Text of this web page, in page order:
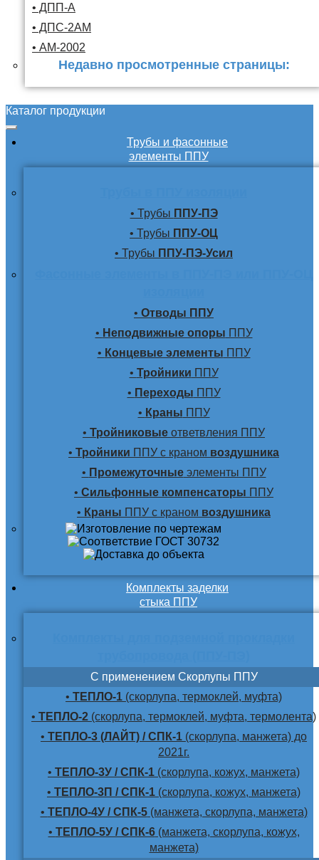
• ДПП-А
• ДПС-2АМ
• АМ-2002
Недавно просмотренные страницы:
Каталог продукции
Трубы и фасонные
элементы ППУ
• Трубы ППУ-ПЭ
• Трубы ППУ-ОЦ
• Трубы ППУ-ПЭ-Усил
• Отводы ППУ
• Неподвижные опоры ППУ
• Концевые элементы ППУ
• Тройники ППУ
• Переходы ППУ
• Краны ППУ
• Тройниковые ответвления ППУ
• Тройники ППУ с краном воздушника
• Промежуточныеэлементы ППУ
• Сильфонные компенсаторы ППУ
• Краны ППУ с краном воздушника
Комплекты заделки
стыка ППУ
С применением Скорлупы ППУ
• ТЕПЛО-1 (скорлупа, термоклей, муфта)
• ТЕПЛО-2 (скорлупа, термоклей, муфта, термолента)
• ТЕПЛО-3 (ЛАЙТ) / СПК-1 (скорлупа, манжета) до
2021г.
• ТЕПЛО-3У / СПК-1 (скорлупа, кожух, манжета)
• ТЕПЛО-3П / СПК-1 (скорлупа, кожух, манжета)
• ТЕПЛО-4У / СПК-5(манжета, скорлупа, манжета)
• ТЕПЛО-5У / СПК-6(манжета, скорлупа, кожух,
манжета)